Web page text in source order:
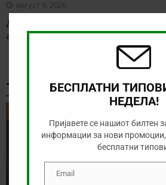
август 6, 2026
Денес има солидна понуда за
анализираме дуелот од
ТИКЕТ НА ДЕНОТ
БЕСПЛАТНИ
НЕДЕЛА!
Пријавете се нашиот билтен
информации за нови
бесплатни
EmailEmail